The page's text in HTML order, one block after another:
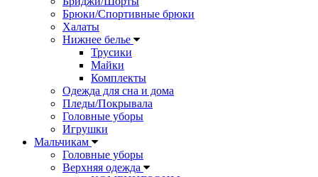
Брюки/Спортивные брюки
Халаты
Нижнее белье
Трусики
Майки
Комплекты
Одежда для сна и дома
Пледы/Покрывала
Головные уборы
Игрушки
Мальчикам
Головные уборы
Верхняя одежда